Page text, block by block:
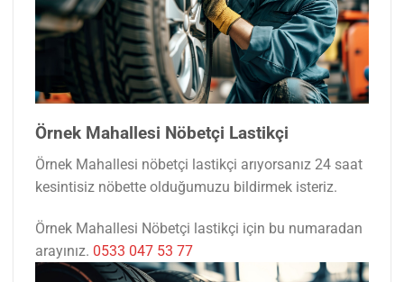
Örnek Mahallesi Nöbetçi Lastikçi
Örnek Mahallesi nöbetçi lastikçi arıyorsanız 24 saat
kesintisiz nöbette olduğumuzu bildirmek isteriz.
Örnek Mahallesi Nöbetçi lastikçi için bu numaradan
arayınız. 0533 047 53 77